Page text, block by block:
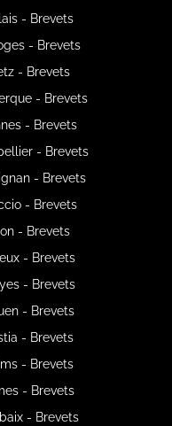
- Brevets
- Brevets
- Brevets
- Brevets
- Brevets
- Brevets
- Brevets
- Brevets
- Brevets
- Brevets
- Brevets
- Brevets
- Brevets
- Brevets
- Brevets
- Brevets